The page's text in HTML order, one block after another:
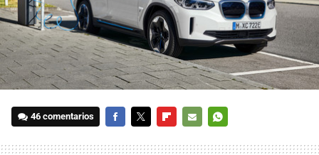
46 comentarios